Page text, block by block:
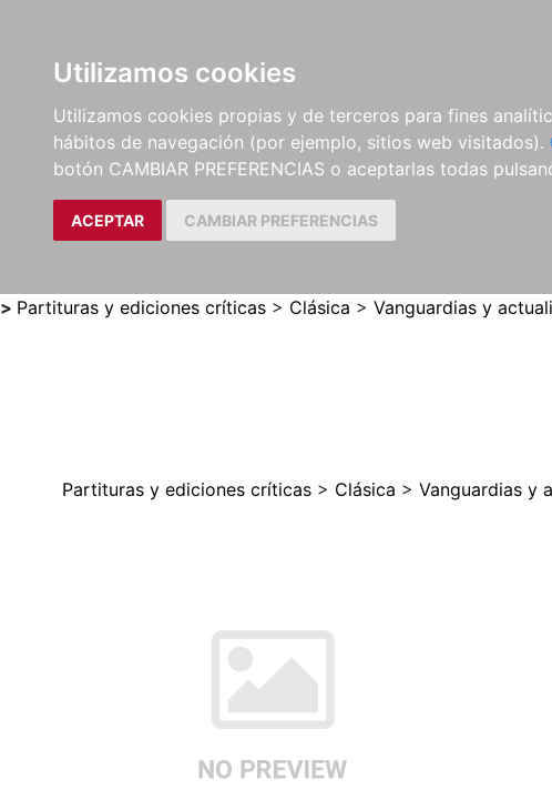
Utilizamos cookies
Utilizamos cookies propias y de terceros para fines
hábitos de navegación (por ejemplo, sitios web visitados).
botón CAMBIAR PREFERENCIAS o aceptarlas todas
ACEPTAR CAMBIAR PREFERENCIAS
LIBROS
MÉTODOS Y
EJERCICIOS
PARTITURAS Y EDICIONES
CRÍTICAS
> Partituras y ediciones críticas > Clásica > Vanguardias y
Partituras y ediciones críticas > Clásica > Vanguardias y